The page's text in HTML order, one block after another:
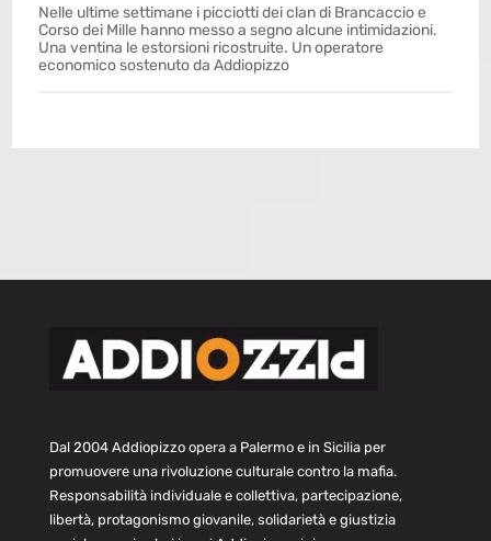
Nelle ultime settimane i picciotti dei clan di Brancaccio e
Corso dei Mille hanno messo a segno alcune intimidazioni.
Una ventina le estorsioni ricostruite. Un operatore
economico sostenuto da Addiopizzo
Dal 2004 Addiopizzo opera a Palermo e in Sicilia per
promuovere una rivoluzione culturale contro la mafia.
Responsabilità individuale e collettiva, partecipazione,
libertà, protagonismo giovanile, solidarietà e giustizia